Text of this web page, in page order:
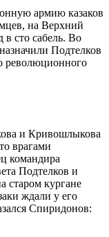
армию казаков
на Верхний
в сто сабель. Во
Подтелков
революционного
и Кривошлыкова
врагами
командира
Подтелков и
старом кургане
ждали у его
Спиридонов: